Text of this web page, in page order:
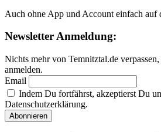
Auch ohne App und Account einfach
Newsletter Anmeldung:
Nichts mehr von Temnitztal.de
anmelden.
Email
Indem Du fortfährst, akzeptierst Du
Datenschutzerklärung.